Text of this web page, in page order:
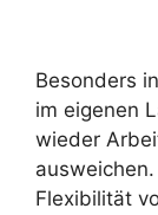
Besonders
im eigenen
wieder
Flexibilität